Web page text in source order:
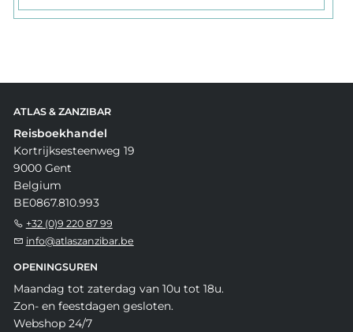
ATLAS & ZANZIBAR
Reisboekhandel
Kortrijksesteenweg 19
9000 Gent
Belgium
BE0867.810.993
+32 (0)9 220 87 99
info@atlaszanzibar.be
OPENINGSUREN
Maandag tot zaterdag van 10u tot 18u.
Zon- en feestdagen gesloten.
Webshop 24/7